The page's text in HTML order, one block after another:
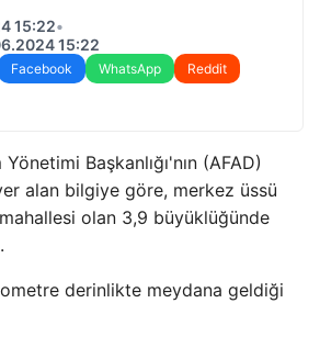
15:22•
15:22
Facebook WhatsApp
Reddit
Başkanlığı'nın (AFAD)
alan bilgiye göre, merkez üssü
olan 3,9 büyüklüğünde
derinlikte meydana geldiği